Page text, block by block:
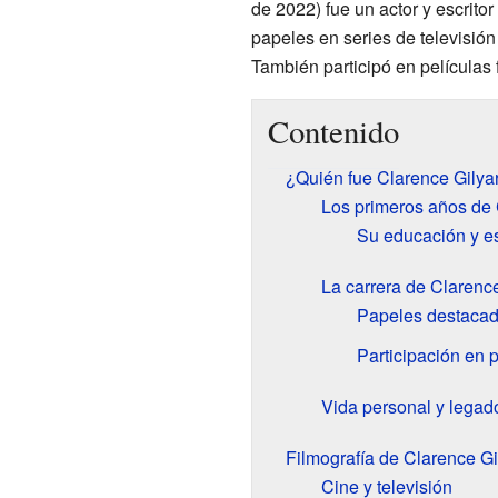
de 2022) fue un actor y
papeles en series de
También participó en
Contenido
¿Quién fue Clarence
Los primeros años
Su educación y
La carrera de
Papeles
Participación en
Vida personal y
Filmografía de Clarence
Cine y televisión